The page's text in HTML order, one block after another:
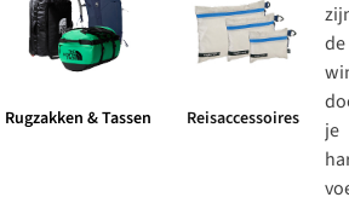
Rugzakken & Tassen Reisaccessoires
de
je